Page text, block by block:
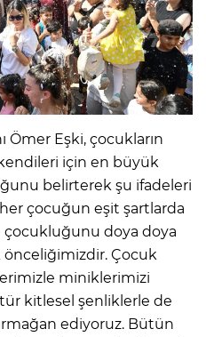
Ömer Eşki, çocukların
için en büyük
belirterek şu ifadeleri
her çocuğun eşit şartlarda
doya doya
önceliğimizdir. Çocuk
miniklerimizi
kitlesel şenliklerle de
ediyoruz. Bütün